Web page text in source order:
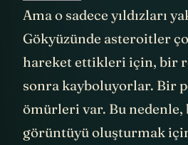
Samsung’da “star trail”
Ama o sadece yıldızları
Gökyüzünde asteroitler
hareket ettikleri için, bir
sonra kayboluyorlar. Bir
ömürleri var. Bu nedenle,